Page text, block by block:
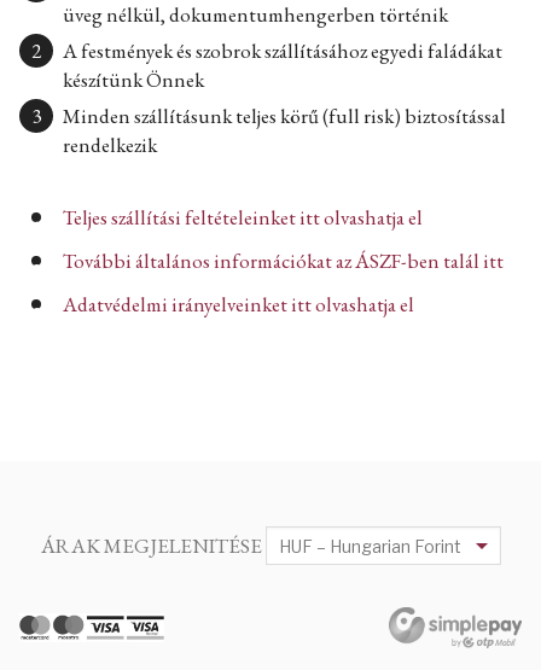
üveg nélkül, dokumentumhengerben történik
A festmények és szobrok szállításához egyedi faládákat
készítünk Önnek
Minden szállításunk teljes körű (full risk) biztosítással
rendelkezik
Teljes szállítási feltételeinket itt olvashatja el
További általános információkat az ÁSZF-ben talál itt
Adatvédelmi irányelveinket itt olvashatja el
ÁRAK MEGJELENITÉSE